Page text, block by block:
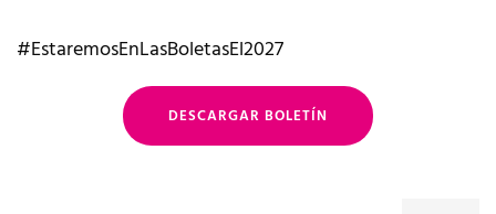
#EstaremosEnLasBoletasEl2027
DESCARGAR BOLETÍN